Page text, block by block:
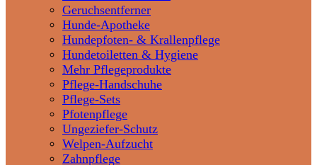
Geruchsentferner
Hunde-Apotheke
Hundepfoten- & Krallenpflege
Hundetoiletten & Hygiene
Mehr Pflegeprodukte
Pflege-Handschuhe
Pflege-Sets
Pfotenpflege
Ungeziefer-Schutz
Welpen-Aufzucht
Zahnpflege